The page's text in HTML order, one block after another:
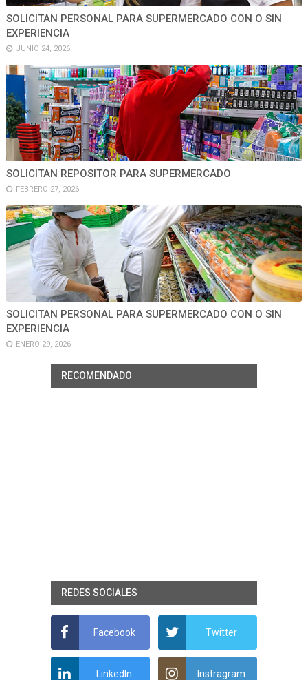
SOLICITAN PERSONAL PARA SUPERMERCADO CON O SIN
EXPERIENCIA
JUNIO 24, 2026
SOLICITAN REPOSITOR PARA SUPERMERCADO
FEBRERO 27, 2026
SOLICITAN PERSONAL PARA SUPERMERCADO CON O SIN
EXPERIENCIA
ENERO 29, 2026
RECOMENDADO
REDES SOCIALES
Facebook Twitter
LinkedIn Instragram